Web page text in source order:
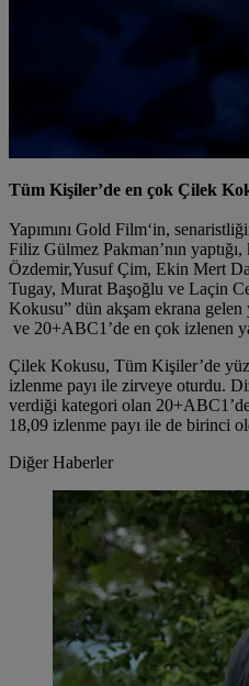
Tüm Kişiler’de en çok Çilek
Yapımını Gold Film‘in,
Filiz Gülmez Pakman’nın
Özdemir,Yusuf Çim, Ekin Mert
Tugay, Murat Başoğlu ve Laçin
Kokusu” dün akşam ekrana
ve 20+ABC1’de en çok izlenen
Çilek Kokusu, Tüm Kişiler’de
izlenme payı ile zirveye oturdu.
verdiği kategori olan
18,09 izlenme payı ile de birinci
Diğer Haberler